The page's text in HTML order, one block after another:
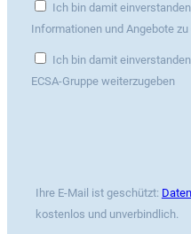
Ich bin damit
Informationen und Angebote
Ich bin damit
ECSA-Gruppe weiterzugeben
Ihre E-Mail ist geschützt:
kostenlos und unverbindlich.